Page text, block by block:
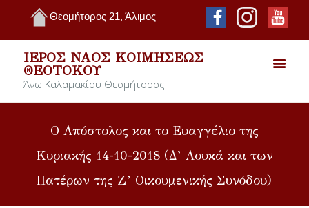
Θεομήτορος 21, Άλιμος
ΙΕΡΌΣ ΝΑΌΣ ΚΟΙΜΉΣΕΩΣ
ΘΕΟΤΌΚΟΥ
Άνω Καλαμακίου Θεομήτορος
Ο Απόστολος και το Ευαγγέλιο της
Κυριακής 14-10-2018 (Δ’ Λουκά και των
Πατέρων της Ζ’ Οικουμενικής Συνόδου)